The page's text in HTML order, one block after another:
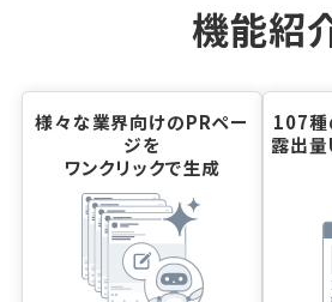
機能紹
様々な業界向けのPRペー
ジを
ワンクリックで生成
107種
露出量